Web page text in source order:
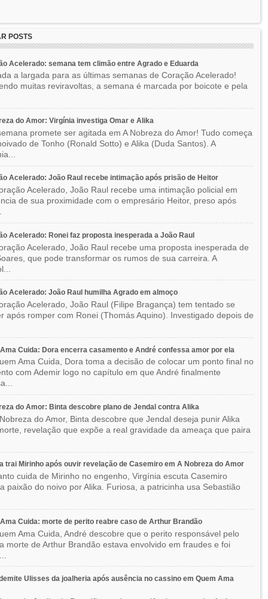
POSTS
Acelerado: semana tem climão entre Agrado e Eduarda
a largada para as últimas semanas de Coração Acelerado!
muitas reviravoltas, a semana é marcada por boicote e pela
do Amor: Virgínia investiga Omar e Alika
promete ser agitada em A Nobreza do Amor! Tudo começa
de Tonho (Ronald Sotto) e Alika (Duda Santos). A
Acelerado: João Raul recebe intimação após prisão de Heitor
Acelerado, João Raul recebe uma intimação policial em
de sua proximidade com o empresário Heitor, preso após
Acelerado: Ronei faz proposta inesperada a João Raul
Acelerado, João Raul recebe uma proposta inesperada de
que pode transformar os rumos de sua carreira. A
Acelerado: João Raul humilha Agrado em almoço
Acelerado, João Raul (Filipe Bragança) tem tentado se
após romper com Ronei (Thomás Aquino). Investigado depois de
Cuida: Dora encerra casamento e André confessa amor por ela
Ama Cuida, Dora toma a decisão de colocar um ponto final no
com Ademir logo no capítulo em que André finalmente
do Amor: Binta descobre plano de Jendal contra Alika
do Amor, Binta descobre que Jendal deseja punir Alika
revelação que expõe a real gravidade da ameaça que paira
trai Mirinho após ouvir revelação de Casemiro em A Nobreza do Amor
cuida de Mirinho no engenho, Virgínia escuta Casemiro
paixão do noivo por Alika. Furiosa, a patricinha usa Sebastião
Cuida: morte de perito reabre caso de Arthur Brandão
Ama Cuida, André descobre que o perito responsável pelo
morte de Arthur Brandão estava envolvido em fraudes e foi
Ulisses da joalheria após ausência no cassino em Quem Ama